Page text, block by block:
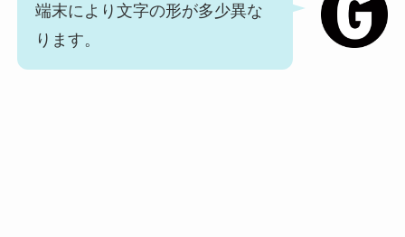
端末により文字の形が多少異な
ります。